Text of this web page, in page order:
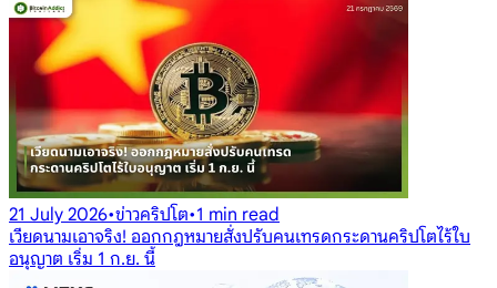
21 July 2026•ข่าวคริปโต•1 min read
เวียดนามเอาจริง! ออกกฎหมายสั่งปรับคนเทรดกระดานคริปโตไร้ใบ
อนุญาต เริ่ม 1 ก.ย. นี้